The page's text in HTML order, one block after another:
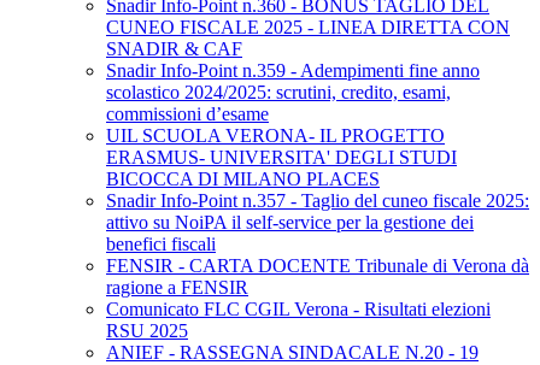
Snadir Info-Point n.360 - BONUS TAGLIO DEL
CUNEO FISCALE 2025 - LINEA DIRETTA CON
SNADIR & CAF
Snadir Info-Point n.359 - Adempimenti fine anno
scolastico 2024/2025: scrutini, credito, esami,
commissioni d’esame
UIL SCUOLA VERONA- IL PROGETTO
ERASMUS- UNIVERSITA' DEGLI STUDI
BICOCCA DI MILANO PLACES
Snadir Info-Point n.357 - Taglio del cuneo fiscale 2025:
attivo su NoiPA il self-service per la gestione dei
benefici fiscali
FENSIR - CARTA DOCENTE Tribunale di Verona dà
ragione a FENSIR
Comunicato FLC CGIL Verona - Risultati elezioni
RSU 2025
ANIEF - RASSEGNA SINDACALE N.20 - 19